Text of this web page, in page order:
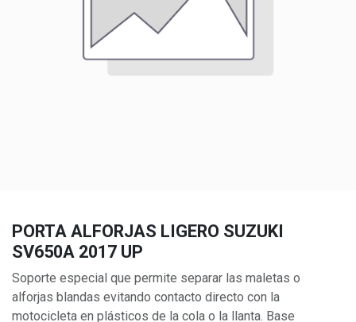
PORTA ALFORJAS LIGERO SUZUKI
SV650A 2017 UP
Soporte especial que permite separar las maletas o
alforjas blandas evitando contacto directo con la
motocicleta en plásticos de la cola o la llanta. Base